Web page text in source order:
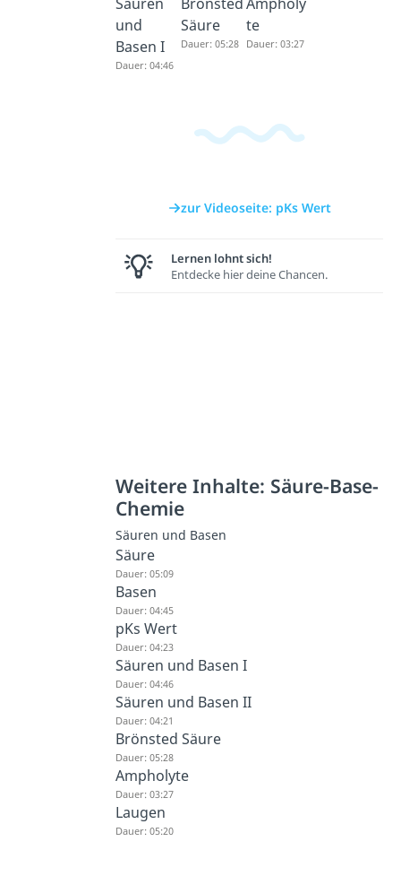
und
Basen I
Dauer: 04:46
Säure
Dauer: 05:28
te
Dauer: 03:27
zur Videoseite: pKs Wert
Lernen lohnt sich!
Entdecke hier deine Chancen.
Weitere Inhalte: Säure-Base-
Chemie
Säuren und Basen
Säure
Dauer: 05:09
Basen
Dauer: 04:45
pKs Wert
Dauer: 04:23
Säuren und Basen I
Dauer: 04:46
Säuren und Basen II
Dauer: 04:21
Brönsted Säure
Dauer: 05:28
Ampholyte
Dauer: 03:27
Laugen
Dauer: 05:20